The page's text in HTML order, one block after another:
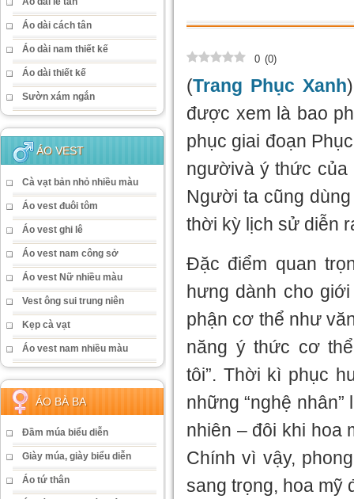
Áo dài cách tân
Áo dài nam thiết kế
Áo dài thiết kế
Sườn xám ngắn
ÁO VEST
Cà vạt bản nhỏ nhiều màu
Áo vest đuôi tôm
Áo vest ghi lê
Áo vest nam công sở
Áo vest Nữ nhiều màu
Vest ông sui trung niên
Kẹp cà vạt
Áo vest nam nhiều màu
ÁO BÀ BA
Đầm múa biểu diễn
Giày múa, giày biểu diễn
Áo tứ thân
0 (0)
(Trang Phục Xanh
được xem là bao
phục giai đoạn
ngườivà ý thức của
Người ta cũng
thời kỳ lịch sử diễn
Đặc điểm quan
hưng dành cho
phận cơ thể như
năng ý thức cơ
tôi”. Thời kì phục
những “nghệ
nhiên – đôi khi hoa
Chính vì vậy,
sang trọng, hoa mỹ